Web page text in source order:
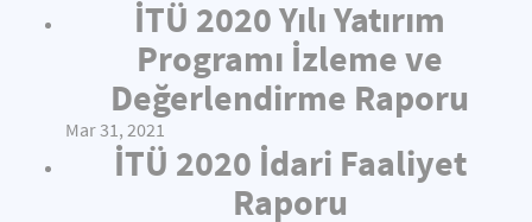
İTÜ 2020 Yılı Yatırım
Programı İzleme ve
Değerlendirme Raporu
Mar 31, 2021
İTÜ 2020 İdari Faaliyet
Raporu